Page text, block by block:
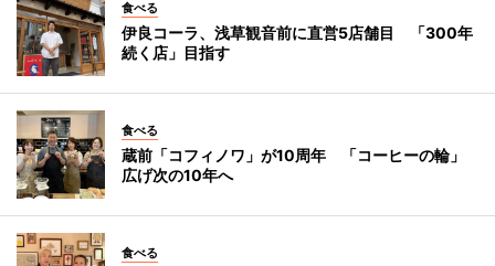
食べる
伊良コーラ、浅草観音前に直営5店舗目 「300年
続く店」目指す
食べる
蔵前「コフィノワ」が10周年 「コーヒーの輪」
広げ次の10年へ
食べる